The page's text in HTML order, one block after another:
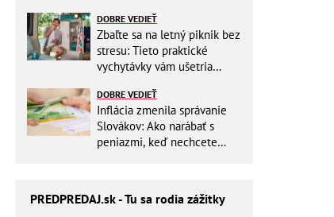
DOBRE VEDIEŤ
Zbaľte sa na letný piknik bez
stresu: Tieto praktické
vychytávky vám ušetria
DOBRE VEDIEŤ
Inflácia zmenila správanie
Slovákov: Ako narábať s
peniazmi, keď nechcete
PREDPREDAJ.sk - Tu sa rodia zážitky